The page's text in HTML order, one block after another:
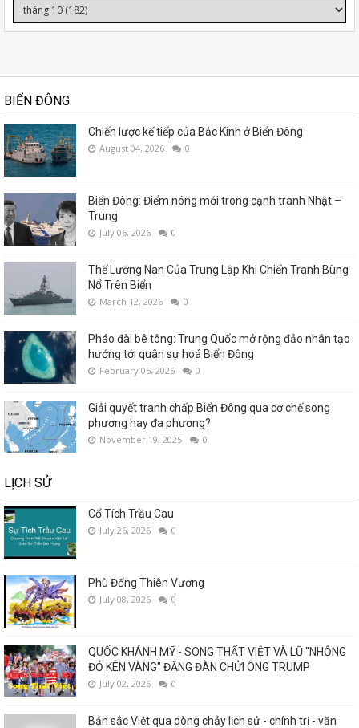
BIỂN ĐÔNG
Chiến lược kế tiếp của Bắc Kinh ở Biển Đông
August 04, 2026 0
Biển Đông: Điểm nóng mới trong cạnh tranh Nhật –
Trung
July 06, 2026 0
Thế Lưỡng Nan Của Trung Lập Khi Chiến Tranh Bùng
Nổ Trên Biển
March 12, 2026 0
Pháo đài bê tông: Trung Quốc mở rộng đảo nhân tạo
hướng tới quân sự hoá Biển Đông
February 05, 2026 0
Giải quyết tranh chấp Biển Đông qua cơ chế song
phương hay đa phương?
November 19, 2025 0
LỊCH SỬ
Cổ Tích Trầu Cau
July 26, 2026 0
Phù Đổng Thiên Vương
July 08, 2026 0
QUỐC KHÁNH MỸ - SONG THẤT VIỆT VÀ LŨ "NHỘNG
ĐỎ KÉN VÀNG" ĐĂNG ĐÀN CHỬI ÔNG TRUMP
July 02, 2026 0
Bản sắc Việt qua dòng chảy lịch sử - chính trị - văn